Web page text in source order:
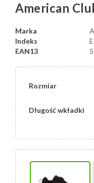
American
Marka
Indeks
EAN13
Rozmiar
Długość wkładki